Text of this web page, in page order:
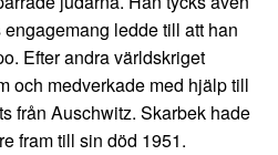
ledde till att han
Efter andra världskriget
och medverkade med hjälp till
från Auschwitz. Skarbek hade
fram till sin död 1951.